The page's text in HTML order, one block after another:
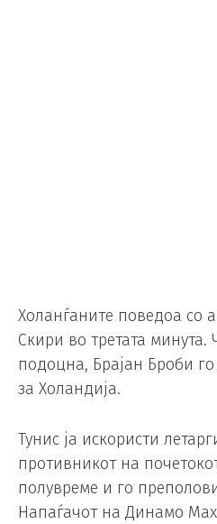
Холанѓаните поведоа со
Скири во третата минута.
подоцна, Брајан Броби
за Холандија.
Тунис ја искористи
противникот на
полувреме и го
Напаѓачот на Динамо